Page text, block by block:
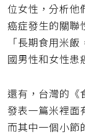
位女性，分析他
癌症發生的關聯
「長期食用米
國男性和女性患
還有，台灣的
發表一篇米裡面
而其中一個小節